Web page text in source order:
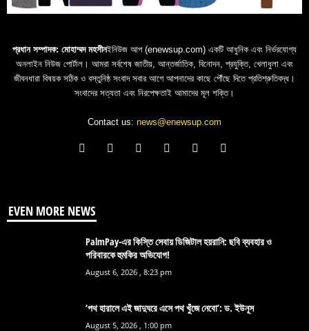
প্রধান সম্পাদক: মোহাম্মদ মহসীনইনিউজ আপ (enewsup.com) একটি আধুনিক এবং নির্ভরযোগ্য
অনলাইন নিউজ পোর্টাল। আমরা সর্বশেষ জাতীয়, আন্তর্জাতিক, বিনোদন, প্রযুক্তি, খেলাধুলা এবং
জীবনধারা বিষয়ক সঠিক ও বস্তুনিষ্ঠ সংবাদ সবার আগে আপনাদের কাছে পৌঁছে দিতে প্রতিশ্রুতিবদ্ধ।
সংবাদের সত্যতা এবং নিরপেক্ষতাই আমাদের মূল শক্তি।
Contact us: news@enewsup.com
EVEN MORE NEWS
PalmPay-এর কিস্তি সেবায় ডিজিটাল হয়রানি: ছবি ব্যবহার ও
পরিবারকে হুমকির অভিযোগ!
August 6, 2026 , 8:23 pm
‘পথ হারালে এই জাদুঘরে এসে পথ খুঁজে নেবো’: ড. ইউনূস
August 5, 2026 , 1:00 pm